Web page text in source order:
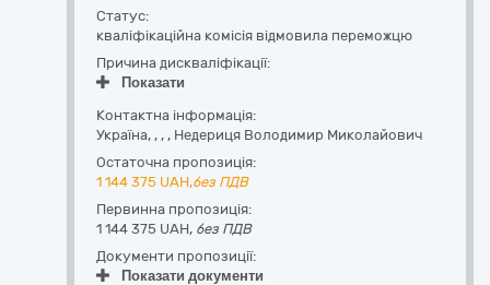
Статус:
кваліфікаційна комісія відмовила переможцю
Причина дискваліфікації:
Показати
Контактна інформація:
Україна, , , , Недериця Володимир Миколайович
Остаточна пропозиція:
1 144 375 UAH,без ПДВ
Первинна пропозиція:
1 144 375 UAH, без ПДВ
Документи пропозиції:
Показати документи